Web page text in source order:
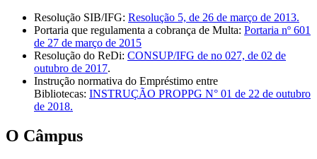
Resolução SIB/IFG: Resolução 5, de 26 de março de 2013.
Portaria que regulamenta a cobrança de Multa: Portaria nº 601
de 27 de março de 2015
Resolução do ReDi: CONSUP/IFG de no 027, de 02 de
outubro de 2017.
Instrução normativa do Empréstimo entre
Bibliotecas: INSTRUÇÃO PROPPG N° 01 de 22 de outubro
de 2018.
O Câmpus